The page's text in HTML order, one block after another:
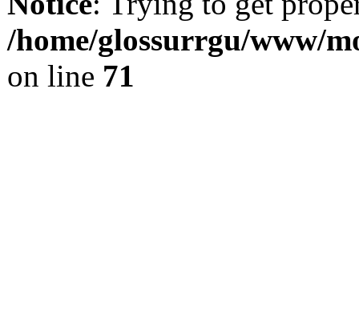
/home/glossurrgu/www/
on line 71